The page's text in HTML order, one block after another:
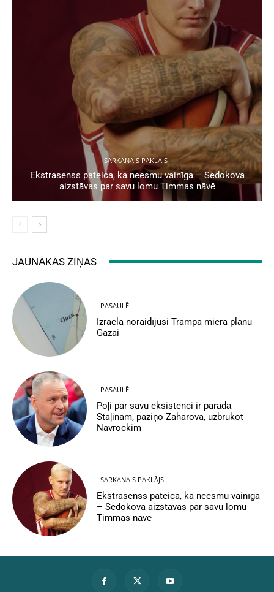
SARKANAIS PAKLĀJS
Ekstrasenss pateica, ka neesmu vainīga – Sedokova
aizstāvas par savu lomu Timmas nāvē
JAUNĀKĀS ZIŅAS
PASAULĒ
Izraēla noraidījusi Trampa miera plānu
Gazai
PASAULĒ
Poļi par savu eksistenci ir parādā
Staļinam, paziņo Zaharova, uzbrūkot
Navrockim
SARKANAIS PAKLĀJS
Ekstrasenss pateica, ka neesmu vainīga
– Sedokova aizstāvas par savu lomu
Timmas nāvē